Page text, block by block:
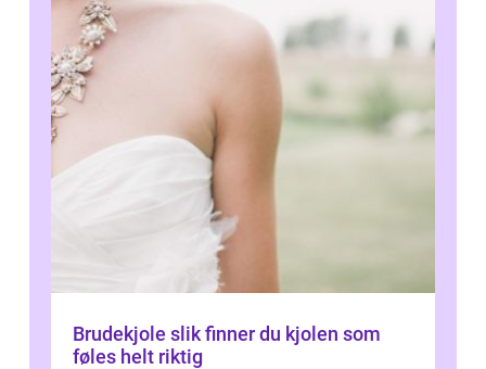
Brudekjole slik finner du kjolen som
føles helt riktig